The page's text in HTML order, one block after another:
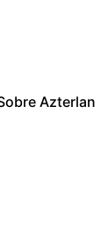
Azterlan